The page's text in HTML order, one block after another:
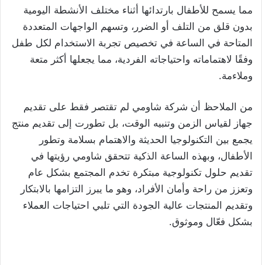
مما يسمح للأطفال بارتدائها أثناء مختلف الأنشطة اليومية
بدون قلق من التلف أو الضرر، وتسهم الواجهات المتعددة
المتاحة في الساعة في تخصيص تجربة الاستخدام لكل طفل
وفقًا لاهتماماته واحتياجاته الفردية، مما يجعلها أكثر متعة
وملاءمة.
من الملاحظ أن شركة شاومي لم تقتصر فقط على تقديم
جهاز لقياس الزمن وتنبيه الوقت، بل تطورت إلى تقديم منتج
يجمع بين التكنولوجيا الحديثة والاهتمام بسلامة وتطور
الأطفال، وبهذه الساعة الذكية تتحقق شاومي رؤيتها في
تقديم حلول تكنولوجية مبتكرة تخدم المجتمع بشكل عام
وتعزز من راحة وأمان الأفراد، وهو ما يبرز التزامها بالابتكار
وتقديم المنتجات عالية الجودة التي تلبي احتياجات العملاء
بشكل فعّال وموثوق.